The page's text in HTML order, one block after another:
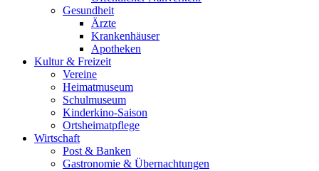
Gesundheit
Ärzte
Krankenhäuser
Apotheken
Kultur & Freizeit
Vereine
Heimatmuseum
Schulmuseum
Kinderkino-Saison
Ortsheimatpflege
Wirtschaft
Post & Banken
Gastronomie & Übernachtungen